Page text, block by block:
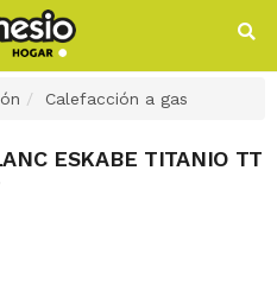
Calefacción a gas
ESKABE TITANIO TT